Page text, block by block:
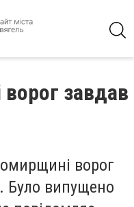
завдав
ворог
Було випущено